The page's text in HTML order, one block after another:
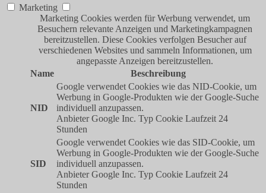
Marketing
Marketing Cookies werden für Werbung verwendet, um
Besuchern relevante Anzeigen und Marketingkampagnen
bereitzustellen. Diese Cookies verfolgen Besucher auf
verschiedenen Websites und sammeln Informationen, um
angepasste Anzeigen bereitzustellen.
Name
Beschreibung
NID
Google verwendet Cookies wie das NID-Cookie, um
Werbung in Google-Produkten wie der Google-Suche
individuell anzupassen.
Anbieter Google Inc. Typ Cookie Laufzeit 24
Stunden
SID
Google verwendet Cookies wie das SID-Cookie, um
Werbung in Google-Produkten wie der Google-Suche
individuell anzupassen.
Anbieter Google Inc. Typ Cookie Laufzeit 24
Stunden